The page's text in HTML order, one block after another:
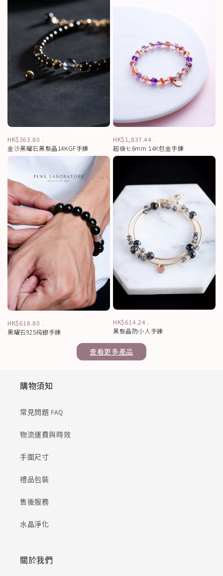
HK$363.80 .
金沙黑曜石黑髮晶14KGF手鍊
HK$1,837.44 .
超級七6mm 14K包金手鍊
HK$618.80 .
黑曜石925純銀手鍊
HK$614.24 .
黑髮晶防小人手鍊
查看更多產品
購物須知
常見問題 FAQ
物流運費與時效
手圍尺寸
禮品包裝
售後服務
水晶淨化
關於我們